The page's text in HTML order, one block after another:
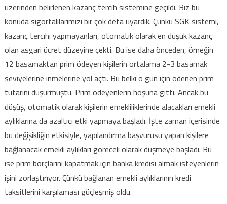
üzerinden belirlenen kazanç tercih sistemine geçildi. Biz bu
konuda sigortalılarımızı bir çok defa uyardık. Çünkü SGK sistemi,
kazanç tercihi yapmayanları, otomatik olarak en düşük kazanç
olan asgari ücret düzeyine çekti. Bu ise daha önceden, örneğin
12 basamaktan prim ödeyen kişilerin ortalama 2-3 basamak
seviyelerine inmelerine yol açtı. Bu belki o gün için ödenen prim
tutarını düşürmüştü. Prim ödeyenlerin hoşuna gitti. Ancak bu
düşüş, otomatik olarak kişilerin emekliliklerinde alacakları emekli
aylıklarına da azaltıcı etki yapmaya başladı. İşte zaman içerisinde
bu değişikliğin etkisiyle, yapılandırma başvurusu yapan kişilere
bağlanacak emekli aylıkları göreceli olarak düşmeye başladı. Bu
ise prim borçlarını kapatmak için banka kredisi almak isteyenlerin
işini zorlaştırıyor. Çünkü bağlanan emekli aylıklarının kredi
taksitlerini karşılaması güçleşmiş oldu.